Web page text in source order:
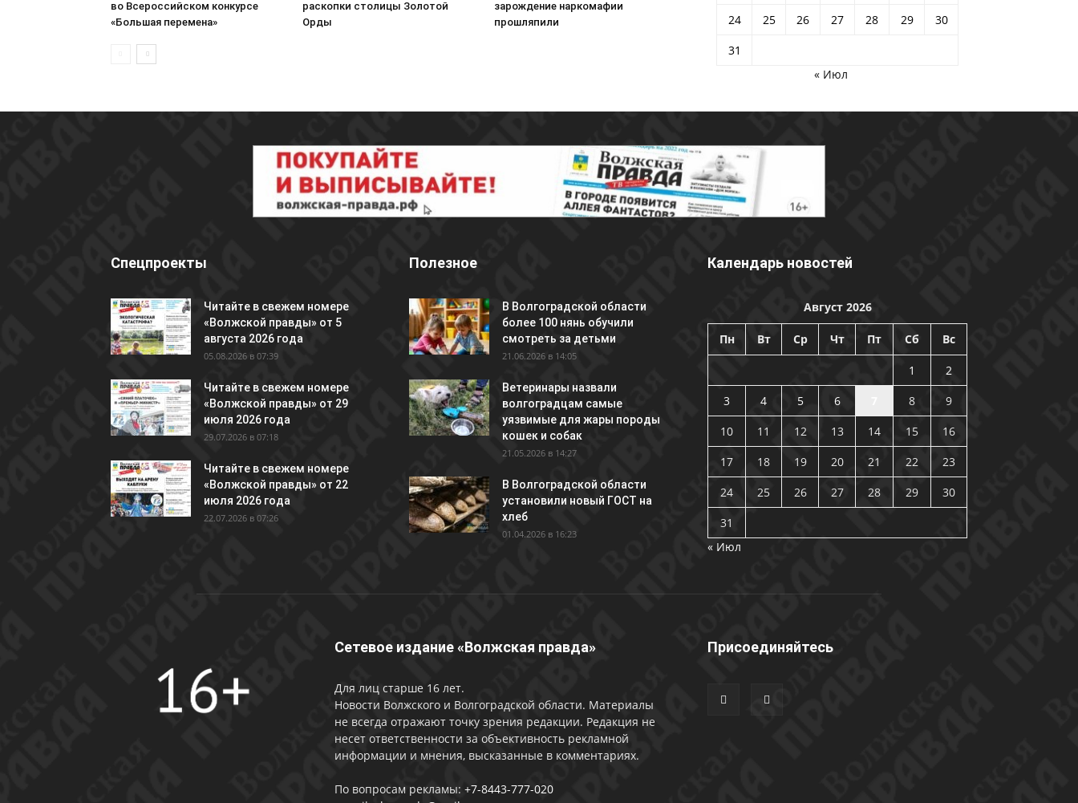
во Всероссийском конкурсе
«Большая перемена»
раскопки столицы Золотой
Орды
зарождение наркомафии
прошляпили
24
25 26 27 28 29
30
31
« Июл
Спецпроекты
Читайте в свежем номере
«Волжской правды» от 5
августа 2026 года
05.08.2026 в 07:39
Читайте в свежем номере
«Волжской правды» от 29
июля 2026 года
29.07.2026 в 07:18
Читайте в свежем номере
«Волжской правды» от 22
июля 2026 года
22.07.2026 в 07:26
Полезное
В Волгоградской области
более 100 нянь обучили
смотреть за детьми
21.06.2026 в 14:05
Ветеринары назвали
волгоградцам самые
уязвимые для жары породы
кошек и собак
21.05.2026 в 14:27
В Волгоградской области
установили новый ГОСТ на
хлеб
01.04.2026 в 16:23
Календарь новостей
Август 2026
Пн Вт Ср Чт Пт Сб Вс
1
2
3
4 5 6 8
9
10
11 12 13 14 15
16
17
18 19 20 21 22
23
24
25 26 27 28 29
30
31
« Июл
Сетевое издание «Волжская правда»
Для лиц старше 16 лет.
Новости Волжского и Волгоградской области. Материалы
не всегда отражают точку зрения редакции. Редакция не
несет ответственности за объективность рекламной
информации и мнения, высказанные в комментариях.
По вопросам рекламы: +7-8443-777-020
Присоединяйтесь